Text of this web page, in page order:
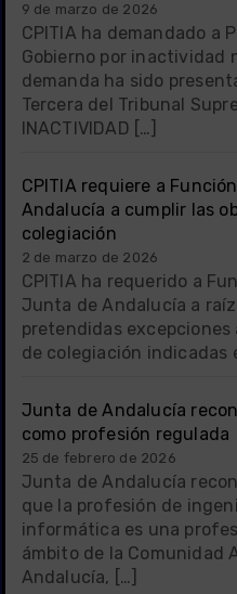
9 de marzo de 2026
CPITIA ha demandado a
Gobierno por inactividad
demanda ha sido
Tercera del Tribunal
INACTIVIDAD […]
CPITIA requiere a
Andalucía a cumplir las
colegiación
2 de marzo de 2026
CPITIA ha requerido a
Junta de Andalucía a
pretendidas
de colegiación indicadas
Junta de Andalucía
como profesión regulada
25 de febrero de 2026
Junta de Andalucía
que la profesión de
informática es una
ámbito de la Comunidad
Andalucía, […]